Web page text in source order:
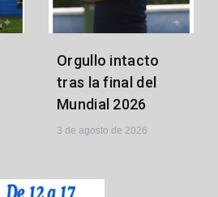
Orgullo intacto
tras la final del
Mundial 2026
3 de agosto de 2026